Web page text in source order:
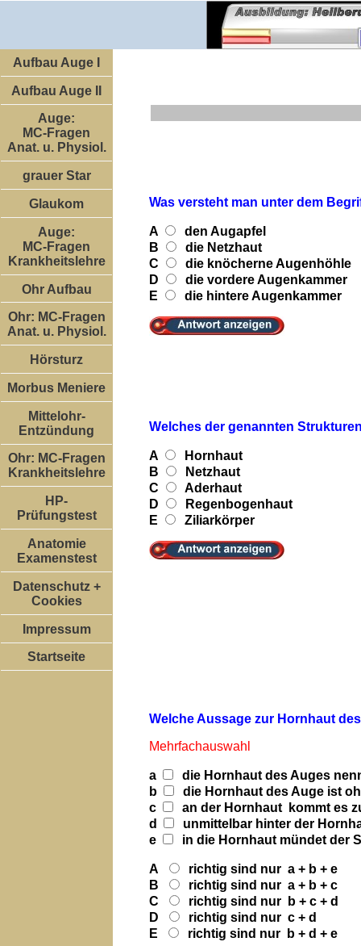
Aufbau Auge I
Aufbau Auge II
Auge:
MC-Fragen
Anat. u. Physiol.
grauer Star
Glaukom
Auge:
MC-Fragen
Krankheitslehre
Ohr Aufbau
Ohr: MC-Fragen
Anat. u. Physiol.
Hörsturz
Morbus Meniere
Mittelohr-
Entzündung
Ohr: MC-Fragen
Krankheitslehre
HP-
Prüfungstest
Anatomie
Examenstest
Datenschutz +
Cookies
Impressum
Startseite
Was versteht man unter dem
A
den Augapfel
B
die Netzhaut
C
die knöcherne Augenhöhle
D
die vordere Augenkammer
E
die hintere Augenkammer
Welches der genannten
A
Hornhaut
B
Netzhaut
C
Aderhaut
D
Regenbogenhaut
E
Ziliarkörper
Welche Aussage zur Hornhaut
Mehrfachauswahl
a
die Hornhaut des Auges
b
die Hornhaut des Auge ist
c
an der Hornhaut kommt es
d
unmittelbar hinter der
e
in die Hornhaut mündet der
A
richtig sind nur a + b + e
B
richtig sind nur a + b + c
C
richtig sind nur b + c + d
D
richtig sind nur c + d
E
richtig sind nur b + d + e